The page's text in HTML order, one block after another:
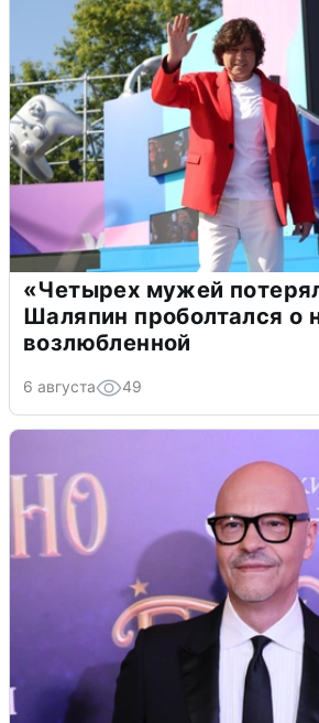
«Четырех мужей
Шаляпин проболтался о
возлюбленной
6 августа 49